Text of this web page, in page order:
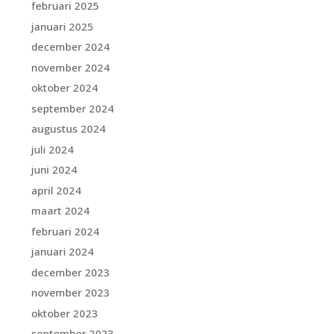
februari 2025
januari 2025
december 2024
november 2024
oktober 2024
september 2024
augustus 2024
juli 2024
juni 2024
april 2024
maart 2024
februari 2024
januari 2024
december 2023
november 2023
oktober 2023